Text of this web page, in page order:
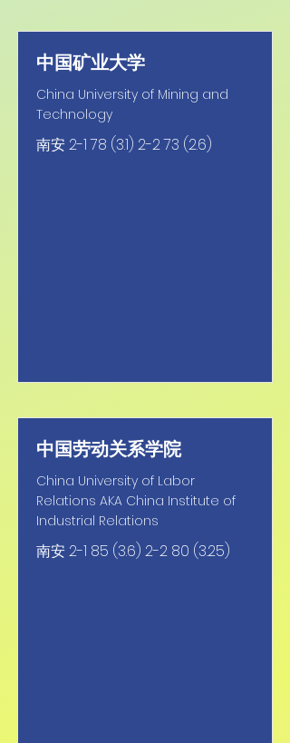
中国矿业大学
China University of Mining and
Technology
南安2-1 78 (3.1) 2-2 73 (2.6)
中国劳动关系学院
China University of Labor
Relations AKA China Institute of
Industrial Relations
南安2-1 85 (3.6) 2-2 80 (3.25)